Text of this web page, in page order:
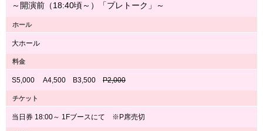
～開演前（18:40頃～）「プレトーク」～
ホール
大ホール
料金
S5,000 A4,500 B3,500 P2,000
チケット
当日券 18:00～ 1Fブースにて ※P席売切